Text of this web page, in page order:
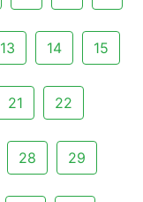
13 14 15
21 22
28 29